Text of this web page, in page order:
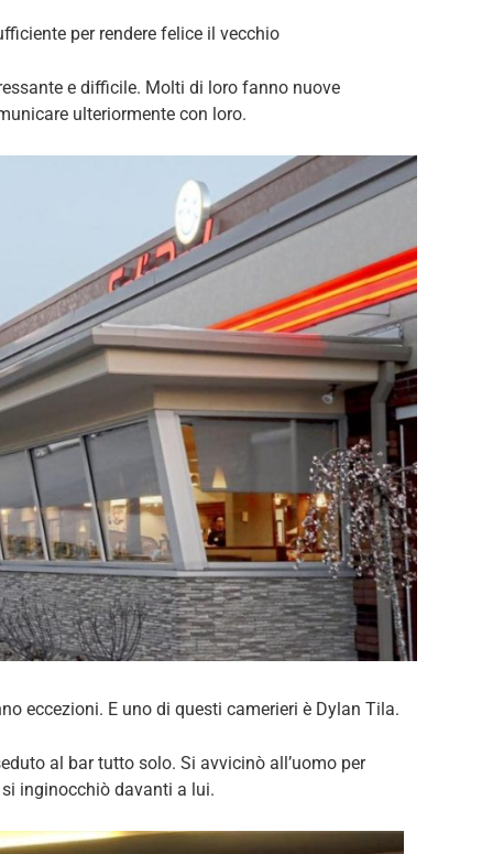
per rendere felice il vecchio
e difficile. Molti di loro fanno nuove
ulteriormente con loro.
eccezioni. E uno di questi camerieri è Dylan Tila.
al bar tutto solo. Si avvicinò all’uomo per
inginocchiò davanti a lui.